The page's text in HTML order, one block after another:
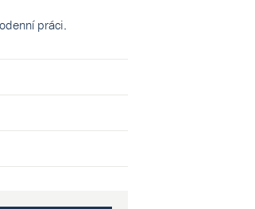
práci.